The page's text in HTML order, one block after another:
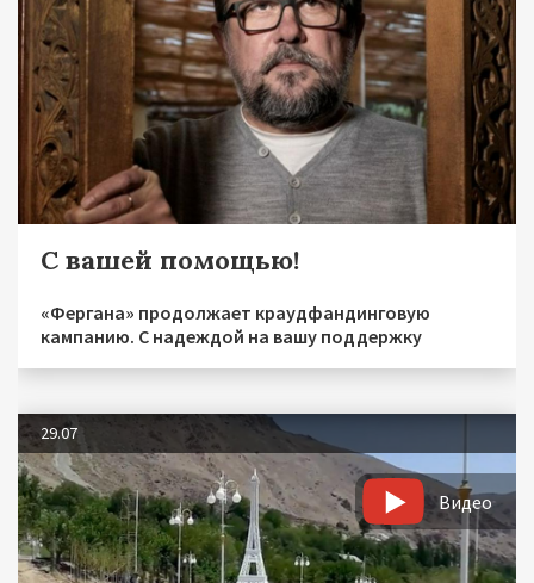
С вашей помощью!
«Фергана» продолжает краудфандинговую
кампанию. С надеждой на вашу поддержку
29.07
Видео